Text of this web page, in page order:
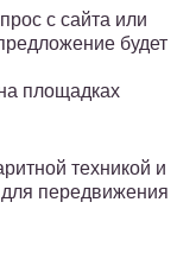
с сайта или
будет
площадках
техникой и
передвижения